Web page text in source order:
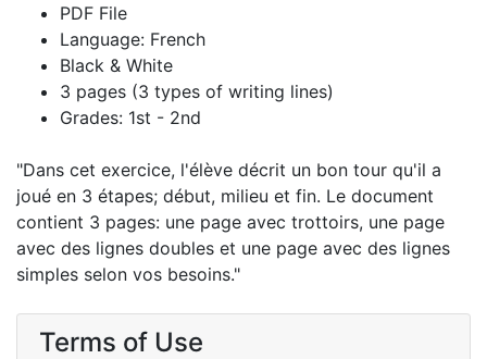
PDF File
Language: French
Black & White
3 pages (3 types of writing lines)
Grades: 1st - 2nd
"Dans cet exercice, l'élève décrit un bon tour qu'il a
joué en 3 étapes; début, milieu et fin. Le document
contient 3 pages: une page avec trottoirs, une page
avec des lignes doubles et une page avec des lignes
simples selon vos besoins."
Terms of Use